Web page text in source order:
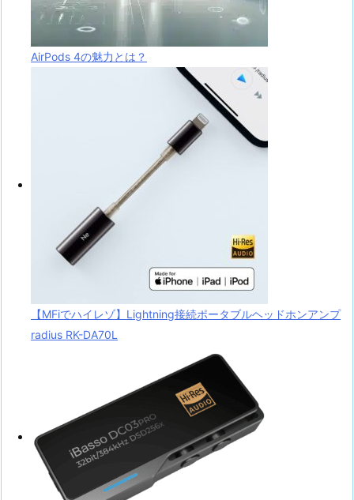
AirPods 4の魅力とは？
【MFiでハイレゾ】Lightning接続ポータブルヘッドホンアンプ
radius RK-DA70L